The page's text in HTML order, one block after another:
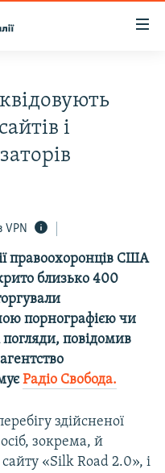
і
VPN
правоохоронців США
близько 400
порнографією чи
повідомив
Радіо Свобода.
здійсненої
зокрема, й
«Silk Road 2.0», і